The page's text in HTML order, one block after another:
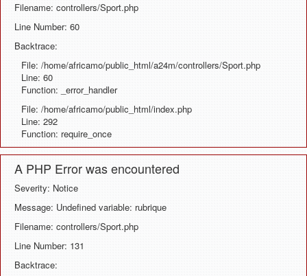
Filename: controllers/Sport.php
Line Number: 60
Backtrace:
File: /home/africamo/public_html/a24m/controllers/Sport.php
Line: 60
Function: _error_handler
File: /home/africamo/public_html/index.php
Line: 292
Function: require_once
A PHP Error was encountered
Severity: Notice
Message: Undefined variable: rubrique
Filename: controllers/Sport.php
Line Number: 131
Backtrace: